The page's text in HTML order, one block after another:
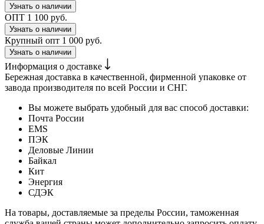
Узнать о наличии
ОПТ 1 100 руб.
Узнать о наличии
Крупный опт 1 000 руб.
Узнать о наличии
Информация о доставке
Бережная доставка в качественной, фирменной упаковке от
завода производителя по всей России и СНГ.
Вы можете выбрать удобный для вас способ доставки:
Почта России
EMS
ПЭК
Деловые Линии
Байкал
Кит
Энергия
СДЭК
На товары, доставляемые за пределы России, таможенная